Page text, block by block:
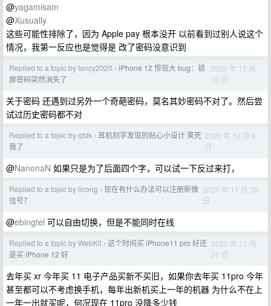
@yagamisam
@Xusually
这些可能性排除了，因为 Apple pay 根本没开 以前看到过别人说这个
情况，我第一反应也是觉得是 改了密码没意识到
Replied to a topic by fancy2020 › iPhone 12 惊现大 bug：锁
屏密码突然消失了
2020 年 12 月
10 日
关于密码 还遇到过另外一个奇葩密码，莫名其妙密码不对了。然后尝
试过历史密码都不对
Replied to a topic by qfdk › 耳机刻字发现的贴心小设计 笑死
我了
2020 年 12 月 9
日
@NanonaN 如果只是为了后面四个字，可以试一下反过来打，
Replied to a topic by licong › 现在有什么办法可以注册新微
信号？
2020 年 11 月 30
日
@ebingtel 可以自由切换，但是不能同时在线
Replied to a topic by WebKit › 这个时间买 iPhone11 pro 好还
是买 iPhone 12 好
2020 年 11 月
21 日
去年买 xr 今年买 11 电子产品买新不买旧，如果你去年买 11pro 今年
甚至都可以不考虑换手机，每年出新机买上一年的机器 为什么不在上
一年一出就买呢，何况现在 11pro 没降多少钱